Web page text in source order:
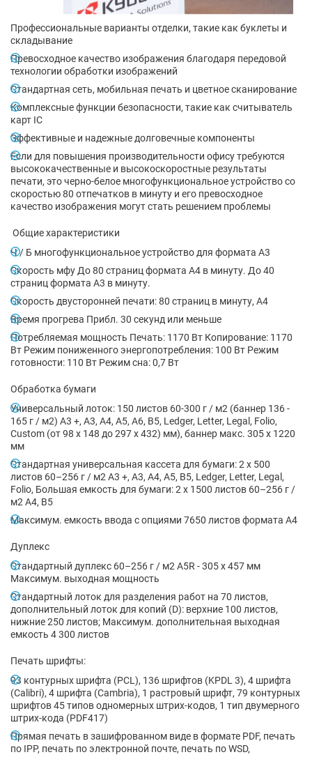
Профессиональные варианты отделки, такие как буклеты и
складывание
Превосходное качество изображения благодаря передовой
технологии обработки изображений
Стандартная сеть, мобильная печать и цветное сканирование
Комплексные функции безопасности, такие как считыватель
карт IC
Эффективные и надежные долговечные компоненты
Если для повышения производительности офису требуются
высококачественные и высокоскоростные результаты
печати, это черно-белое многофункциональное устройство со
скоростью 80 отпечатков в минуту и его превосходное
качество изображения могут стать решением проблемы
Общие характеристики
Ч / Б многофункциональное устройство для формата А3
Скорость мфу До 80 страниц формата А4 в минуту. До 40
страниц формата А3 в минуту.
Скорость двусторонней печати: 80 страниц в минуту, A4
Время прогрева Прибл. 30 секунд или меньше
Потребляемая мощность Печать: 1170 Вт Копирование: 1170
Вт Режим пониженного энергопотребления: 100 Вт Режим
готовности: 110 Вт Режим сна: 0,7 Вт
Обработка бумаги
Универсальный лоток: 150 листов 60-300 г / м2 (баннер 136 -
165 г / м2) A3 +, A3, A4, A5, A6, B5, Ledger, Letter, Legal, Folio,
Custom (от 98 x 148 до 297 x 432) мм), баннер макс. 305 x 1220
мм
Стандартная универсальная кассета для бумаги: 2 x 500
листов 60–256 г / м2 A3 +, A3, A4, A5, B5, Ledger, Letter, Legal,
Folio, Большая емкость для бумаги: 2 x 1500 листов 60–256 г /
м2 А4, В5
Максимум. емкость ввода с опциями 7650 листов формата А4
Дуплекс
Стандартный дуплекс 60–256 г / м2 A5R - 305 x 457 мм
Максимум. выходная мощность
Стандартный лоток для разделения работ на 70 листов,
дополнительный лоток для копий (D): верхние 100 листов,
нижние 250 листов; Максимум. дополнительная выходная
емкость 4 300 листов
Печать шрифты:
93 контурных шрифта (PCL), 136 шрифтов (KPDL 3), 4 шрифта
(Calibri), 4 шрифта (Cambria), 1 растровый шрифт, 79 контурных
шрифтов 45 типов одномерных штрих-кодов, 1 тип двумерного
штрих-кода (PDF417)
Прямая печать в зашифрованном виде в формате PDF, печать
по IPP, печать по электронной почте, печать по WSD,